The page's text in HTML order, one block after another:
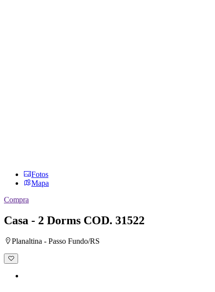
Fotos
Mapa
Compra
Casa - 2 Dorms COD. 31522
Planaltina - Passo Fundo/RS
Adicionar
à